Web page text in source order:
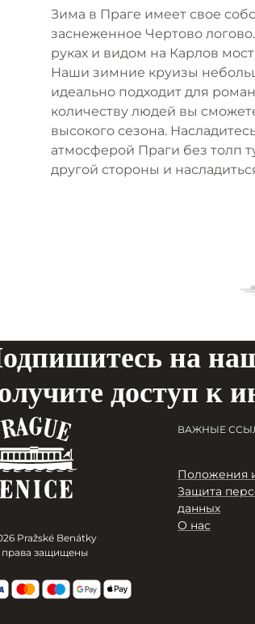
Зима в Праге имеет свое
заснеженное Чертово
руках и видом на Карлов
Наши зимние круизы
идеально подходит для
количеству людей вы
высокого сезона.
атмосферой Праги без толп
другой стороны и
на
доступ к
Pražské Benátky
права защищены
ВАЖНЫЕ
Положения
Защита
данных
О нас